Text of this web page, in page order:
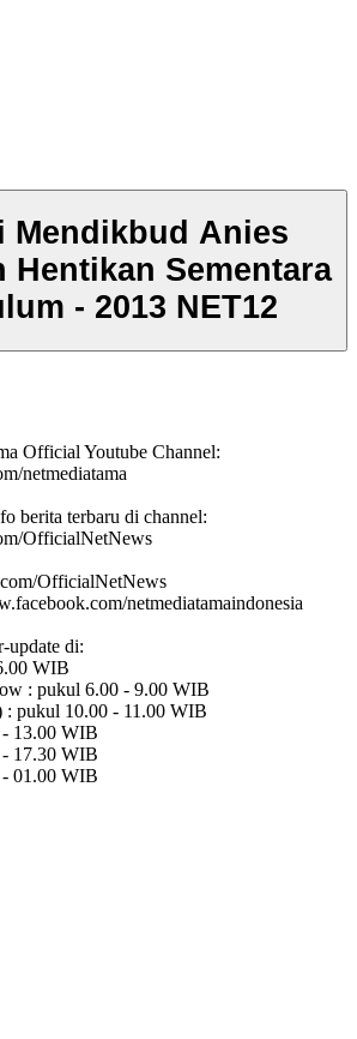
Mendikbud Anies
Hentikan Sementara
- 2013 NET12
Official Youtube Channel:
netmediatama
berita terbaru di channel:
OfficialNetNews
OfficialNetNews
netmediatamaindonesia
update di:
WIB
: pukul 6.00 - 9.00 WIB
: pukul 10.00 - 11.00 WIB
13.00 WIB
17.30 WIB
01.00 WIB